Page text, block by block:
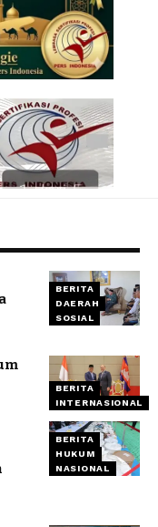
BERITA
DAERAH
SOSIAL
BERITA
INTERNASIONAL
BERITA
HUKUM
NASIONAL